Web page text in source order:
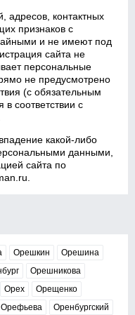
контактных
признаков с
и не имеют под
сайта не
персональные
не предусмотрено
(с обязательным
в соответствии с
какой‑либо
данными,
сайта по
Орешкин
Орешина
Орешникова
Орех
Орещенко
Орефьева Оренбургский